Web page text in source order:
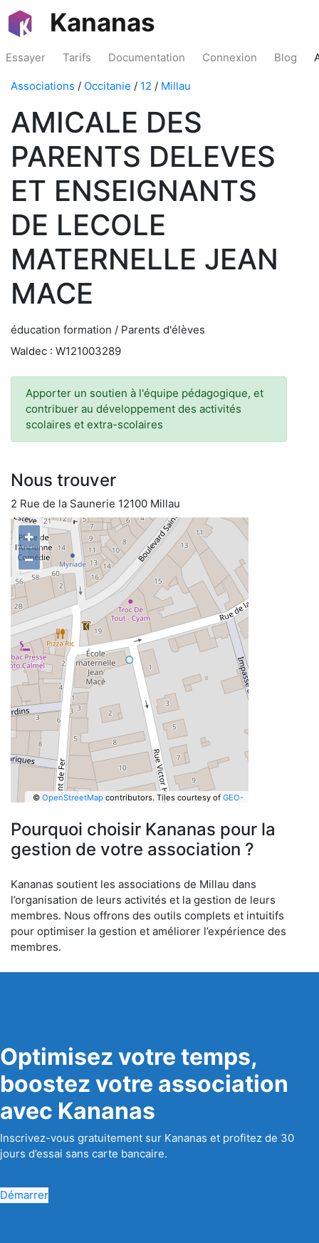
Kananas
Essayer Tarifs Documentation Connexion Blog
Associations / Occitanie / 12 / Millau
AMICALE DES
PARENTS DELEVES
ET ENSEIGNANTS
DE LECOLE
MATERNELLE JEAN
MACE
éducation formation / Parents d'élèves
Waldec : W121003289
Apporter un soutien à l'équipe pédagogique, et
contribuer au développement des activités
scolaires et extra-scolaires
Nous trouver
2 Rue de la Saunerie 12100 Millau
+
−
© OpenStreetMapcontributors. Tiles courtesy of GEO-
Pourquoi choisir Kananas pour la
gestion de votre association ?
Kananas soutient les associations de Millau dans
l’organisation de leurs activités et la gestion de leurs
membres. Nous offrons des outils complets et intuitifs
pour optimiser la gestion et améliorer l’expérience des
membres.
Optimisez votre temps,
boostez votre association
avec Kananas
Inscrivez-vous gratuitement sur Kananas et profitez de 30
jours d’essai sans carte bancaire.
Démarrer